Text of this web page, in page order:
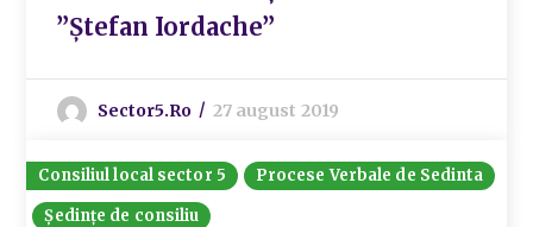
”Ștefan Iordache”
Sector5.ro 27 august 2019
Consiliul local sector 5
Procese Verbale de Sedinta
Ședințe de consiliu